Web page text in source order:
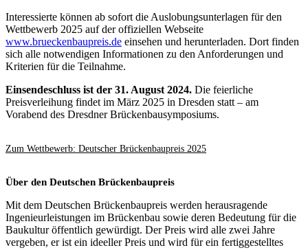
Interessierte können ab sofort die Auslobungsunterlagen für den
Wettbewerb 2025 auf der offiziellen Webseite
www.brueckenbaupreis.de einsehen und herunterladen. Dort finden
sich alle notwendigen Informationen zu den Anforderungen und
Kriterien für die Teilnahme.
Einsendeschluss ist der 31. August 2024. Die feierliche
Preisverleihung findet im März 2025 in Dresden statt – am
Vorabend des Dresdner Brückenbausymposiums.
Zum Wettbewerb: Deutscher Brückenbaupreis 2025
Über den Deutschen Brückenbaupreis
Mit dem Deutschen Brückenbaupreis werden herausragende
Ingenieurleistungen im Brückenbau sowie deren Bedeutung für die
Baukultur öffentlich gewürdigt. Der Preis wird alle zwei Jahre
vergeben, er ist ein ideeller Preis und wird für ein fertiggestelltes